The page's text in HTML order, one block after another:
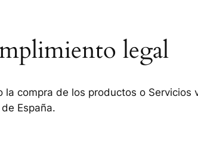
legal
compra de los productos o
España.